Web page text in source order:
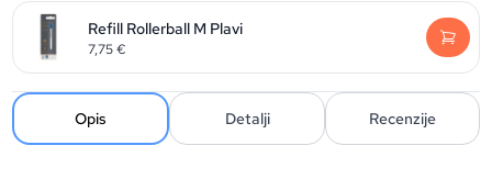
Refill Rollerball M Plavi
7,75€
Opis Detalji Recenzije